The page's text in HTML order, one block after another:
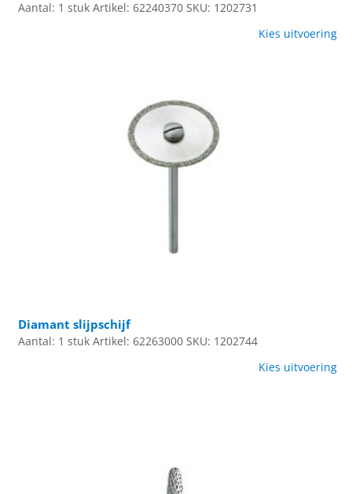
Aantal: 1 stuk Artikel: 62240370 SKU: 1202731
Kies uitvoering
Diamant slijpschijf
Aantal: 1 stuk Artikel: 62263000 SKU: 1202744
Kies uitvoering